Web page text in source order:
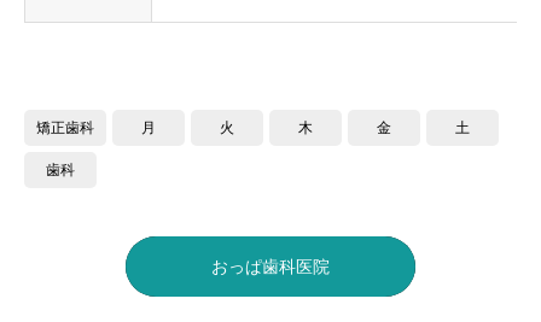
矯正歯科 月 火 木 金 土
歯科
おっぱ歯科医院